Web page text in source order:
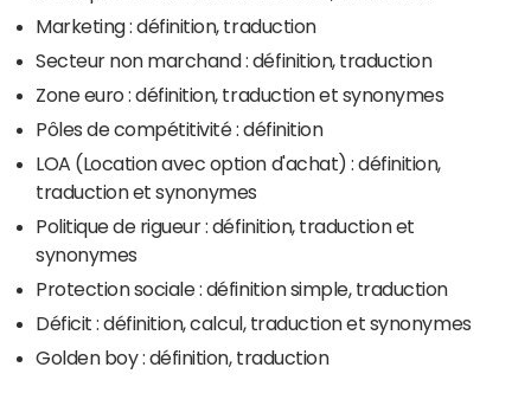
Marketing : définition, traduction
Secteur non marchand : définition, traduction
Zone euro : définition, traduction et synonymes
Pôles de compétitivité : définition
LOA (Location avec option d'achat) : définition,
traduction et synonymes
Politique de rigueur : définition, traduction et
synonymes
Protection sociale : définition simple, traduction
Déficit : définition, calcul, traduction et synonymes
Golden boy : définition, traduction